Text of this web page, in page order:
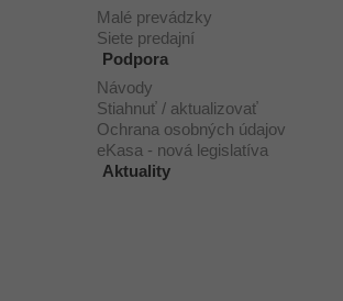
Malé prevádzky
Siete predajní
Podpora
Návody
Stiahnuť / aktualizovať
Ochrana osobných údajov
eKasa - nová legislatíva
Aktuality